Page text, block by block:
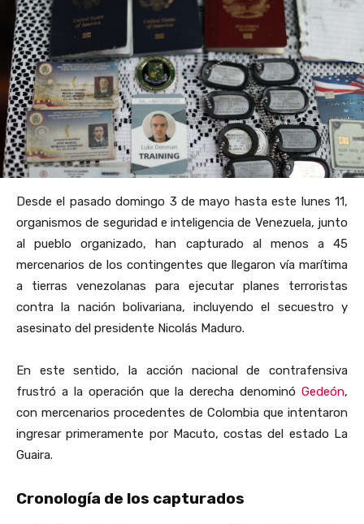
Desde el pasado domingo 3 de mayo hasta este lunes 11,
organismos de seguridad e inteligencia de Venezuela, junto
al pueblo organizado, han capturado al menos a 45
mercenarios de los contingentes que llegaron vía marítima
a tierras venezolanas para ejecutar planes terroristas
contra la nación bolivariana, incluyendo el secuestro y
asesinato del presidente Nicolás Maduro.
En este sentido, la acción nacional de contrafensiva
frustró a la operación que la derecha denominó Gedeón,
con mercenarios procedentes de Colombia que intentaron
ingresar primeramente por Macuto, costas del estado La
Guaira.
Cronología de los capturados